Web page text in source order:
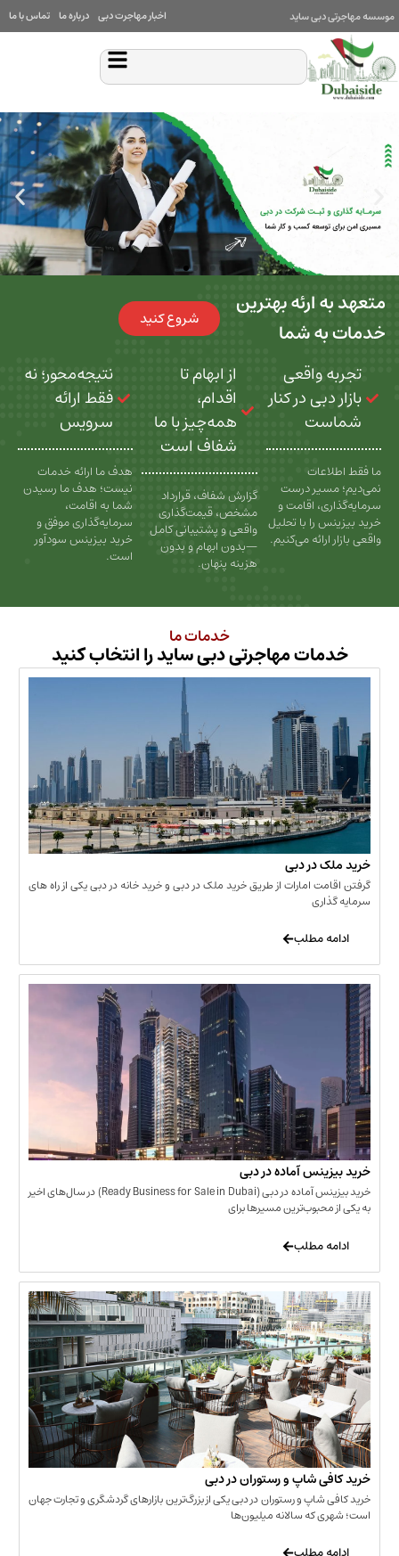
ساید درباره ما تماس با ما
بهترین
شما
شروع کنید
واقعی
در کنار
درست
اقامت و
با تحلیل
می‌کنیم.
از ابهام تا
اقدام،
همه‌چیز با ما
شفاف است
گزارش شفاف، قرارداد
مشخص، قیمت‌گذاری
واقعی و پشتیبانی کامل
—بدون ابهام و بدون
نتیجه‌محور؛ نه
فقط ارائه
سرویس
هدف ما ارائه خدمات
نیست؛ هدف ما رسیدن
شما به اقامت،
سرمایه‌گذاری موفق و
خرید بیزینس سودآور
است.
مهاجرتی دبی ساید را انتخاب کنید
در دبی
امارات از طریق خرید ملک در دبی و خرید خانه در دبی یکی از راه های
آماده در دبی
خرید بیزینس آماده در دبی (Ready Business for Sale in Dubai) در سال‌های اخیر
مسیرها برای
شاپ و رستوران در دبی
و رستوران در دبی یکی از بزرگ‌ترین بازارهای گردشگری و تجارت جهان
سالانه میلیون‌ها